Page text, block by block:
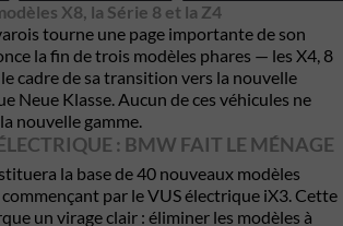
X8, la Série 8 et la Z4
tourne une page importante de son
la fin de trois modèles phares — les X4, 8
cadre de sa transition vers la nouvelle
Neue Klasse. Aucun de ces véhicules ne
nouvelle gamme.
: BMW FAIT LE MÉNAGE
la base de 40 nouveaux modèles
par le VUS électrique iX3. Cette
un virage clair : éliminer les modèles à